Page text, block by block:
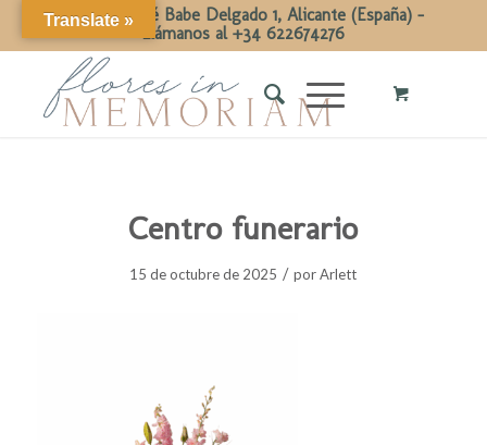
Calle Dr José Babe Delgado 1, Alicante (España) -
Llámanos al +34 622674276
Centro funerario
15 de octubre de 2025 / porArlett
Translate »